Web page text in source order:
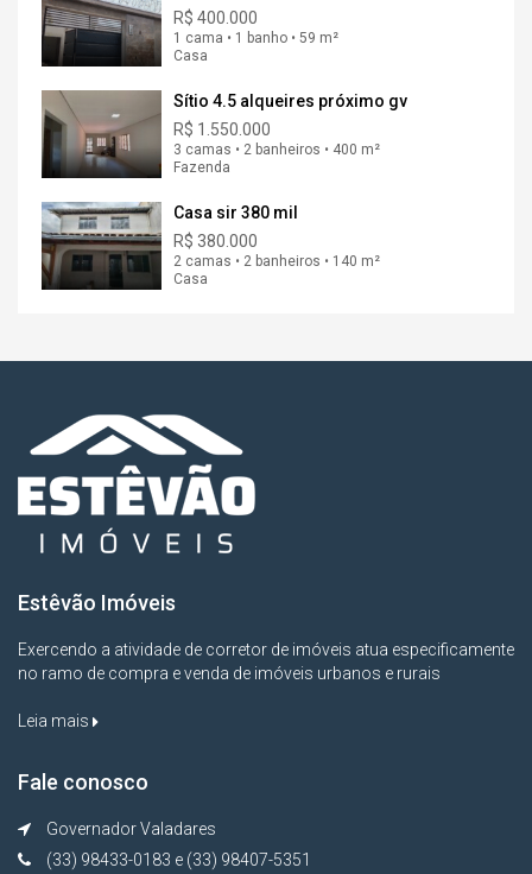
R$ 400.000
1 cama • 1 banho • 59 m²
Casa
Sítio 4.5 alqueires próximo gv
R$ 1.550.000
3 camas • 2 banheiros • 400 m²
Fazenda
Casa sir 380 mil
R$ 380.000
2 camas • 2 banheiros • 140 m²
Casa
Estêvão Imóveis
Exercendo a atividade de corretor de imóveis atua especificamente
no ramo de compra e venda de imóveis urbanos e rurais
Leia mais
Fale conosco
Governador Valadares
(33) 98433-0183 e (33) 98407-5351